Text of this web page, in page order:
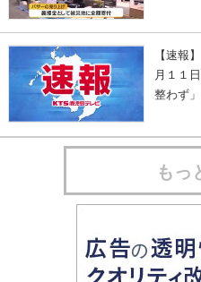
【速報
月１１
整わず」
もっ